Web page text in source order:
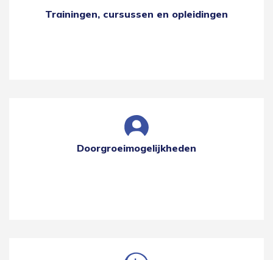
Trainingen, cursussen en opleidingen
Doorgroeimogelijkheden